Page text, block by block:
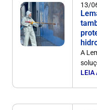
13/
A
LEIA